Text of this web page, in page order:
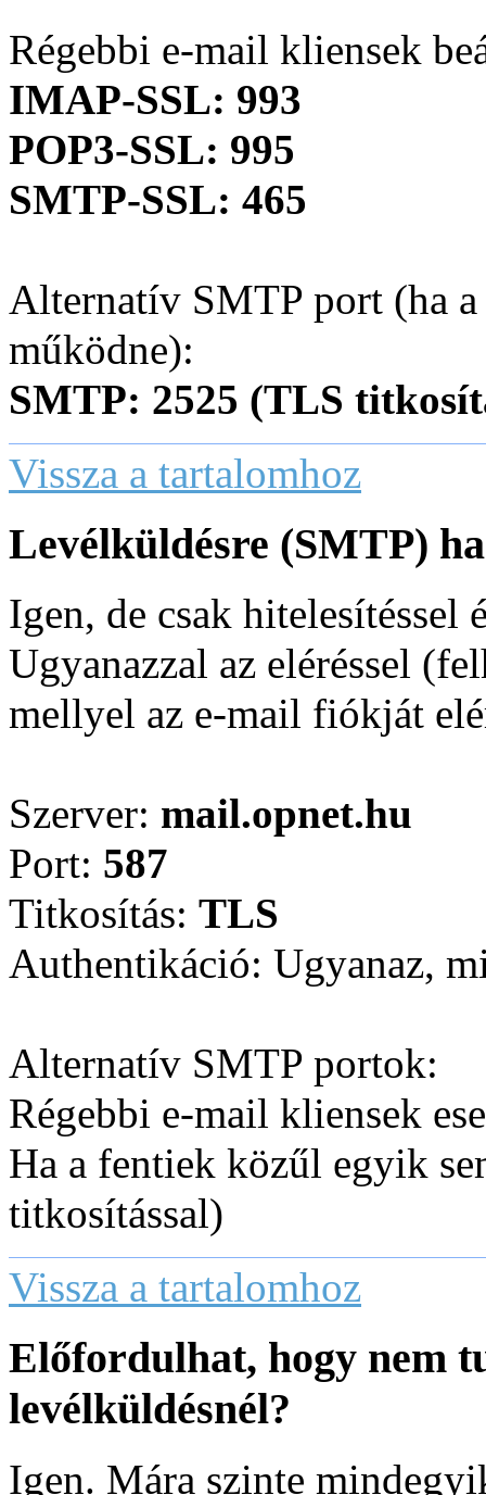
Régebbi e-mail kliensek
IMAP-SSL: 993
POP3-SSL: 995
SMTP-SSL: 465
Alternatív SMTP port (ha
működne):
SMTP: 2525 (TLS
Vissza a tartalomhoz
Levélküldésre (SMTP)
Igen, de csak hitelesítéssel
Ugyanazzal az eléréssel
mellyel az e-mail fiókját
Szerver: mail.opnet.hu
Port: 587
Titkosítás: TLS
Authentikáció: Ugyanaz,
Alternatív SMTP portok:
Régebbi e-mail kliensek
Ha a fentiek közűl egyik
titkosítással)
Vissza a tartalomhoz
Előfordulhat, hogy nem
levélküldésnél?
Igen. Mára szinte